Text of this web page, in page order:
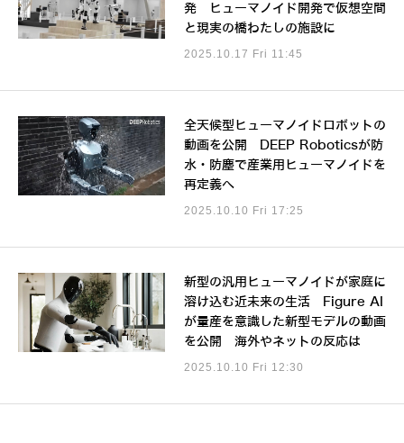
発 ヒューマノイド開発で仮想空間
と現実の橋わたしの施設に
2025.10.17 Fri 11:45
全天候型ヒューマノイドロボットの
動画を公開 DEEP Roboticsが防
水・防塵で産業用ヒューマノイドを
再定義へ
2025.10.10 Fri 17:25
新型の汎用ヒューマノイドが家庭に
溶け込む近未来の生活 Figure AI
が量産を意識した新型モデルの動画
を公開 海外やネットの反応は
2025.10.10 Fri 12:30